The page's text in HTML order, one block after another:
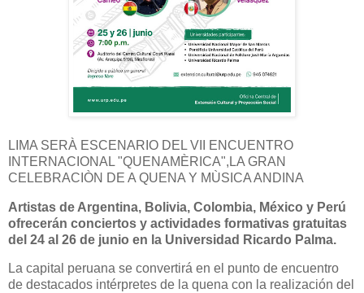
LIMA SERÀ ESCENARIO DEL VII ENCUENTRO
INTERNACIONAL "QUENAMÈRICA",LA GRAN
CELEBRACIÒN DE A QUENA Y MÙSICA ANDINA
Artistas de Argentina, Bolivia, Colombia, México y Perú
ofrecerán conciertos y actividades formativas gratuitas
del 24 al 26 de junio en la Universidad Ricardo Palma.
La capital peruana se convertirá en el punto de encuentro
de destacados intérpretes de la quena con la realización del